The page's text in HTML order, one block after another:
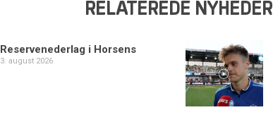
RELATEREDE NYHEDER
Reservenederlag i Horsens
3. august 2026